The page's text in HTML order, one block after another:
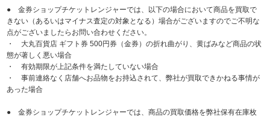
● 金券ショップチケットレンジャーでは、以下の場合において商品を買取で
きない（あるいはマイナス査定の対象となる）場合がございますのでご不明な
点がございましたらお問い合わせください。
・ 大丸百貨店 ギフト券 500円券（金券）の折れ曲がり、黄ばみなど商品の状
態が著しく悪い場合
・ 有効期限が上記条件を満たしていない場合
・ 事前連絡なく店舗へお品物をお持込されて、弊社が買取できかねる事情が
あった場合
● 金券ショップチケットレンジャーでは、商品の買取価格を弊社保有在庫枚